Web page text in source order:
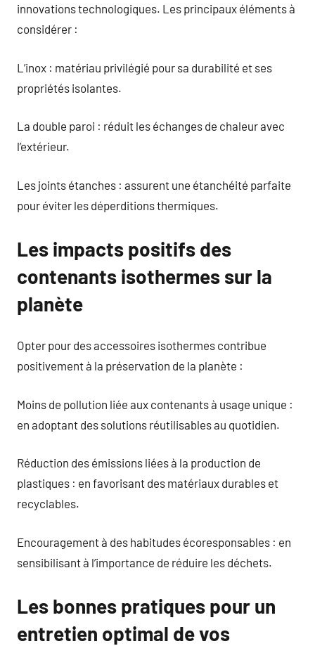
innovations technologiques. Les principaux éléments à
considérer :
L’inox : matériau privilégié pour sa durabilité et ses
propriétés isolantes.
La double paroi : réduit les échanges de chaleur avec
l’extérieur.
Les joints étanches : assurent une étanchéité parfaite
pour éviter les déperditions thermiques.
Les impacts positifs des
contenants isothermes sur la
planète
Opter pour des accessoires isothermes contribue
positivement à la préservation de la planète :
Moins de pollution liée aux contenants à usage unique :
en adoptant des solutions réutilisables au quotidien.
Réduction des émissions liées à la production de
plastiques : en favorisant des matériaux durables et
recyclables.
Encouragement à des habitudes écoresponsables : en
sensibilisant à l’importance de réduire les déchets.
Les bonnes pratiques pour un
entretien optimal de vos